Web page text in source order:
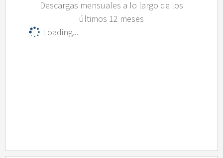
Descargas mensuales a lo largo de los
últimos 12 meses
Loading...